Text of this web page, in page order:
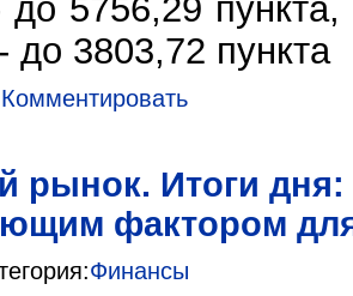
до 5756,29
до 3803,72 пункта
Комментировать
рынок. Итоги дня:
фактором
Финансы